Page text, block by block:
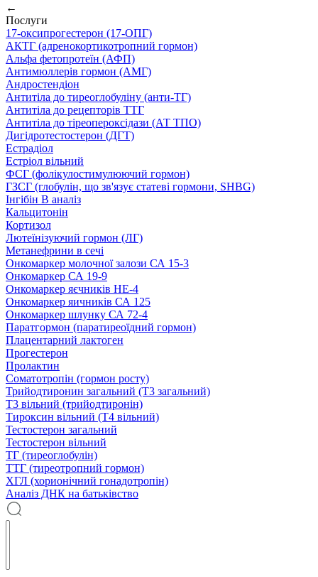
←
Послуги
17-оксипрогестерон (17-ОПГ)
АКТГ (адренокортикотропний гормон)
Альфа фетопротеїн (АФП)
Антимюллерів гормон (АМГ)
Андростендіон
Антитіла до тиреоглобуліну (анти-ТГ)
Антитіла до рецепторів ТТГ
Антитіла до тіреопероксідази (АТ ТПО)
Дигідротестостерон (ДГТ)
Естрадіол
Естріол вільний
ФСГ (фолікулостимулюючий гормон)
ГЗСГ (глобулін, що зв'язує статеві гормони, SHBG)
Інгібін B аналіз
Кальцитонін
Кортизол
Лютеїнізуючий гормон (ЛГ)
Метанефрини в сечі
Онкомаркер молочної залози СА 15-3
Онкомаркер СА 19-9
Онкомаркер яєчників НЕ-4
Онкомаркер яичників СА 125
Онкомаркер шлунку СА 72-4
Паратгормон (паратиреоїдний гормон)
Плацентарний лактоген
Прогестерон
Пролактин
Соматотропін (гормон росту)
Трийодтиронин загальний (Т3 загальний)
Т3 вільний (трийодтиронін)
Тироксин вільний (Т4 вільний)
Тестостерон загальний
Тестостерон вільний
ТГ (тиреоглобулін)
ТТГ (тиреотропний гормон)
ХГЛ (хорионічний гонадотропін)
Аналіз ДНК на батьківство